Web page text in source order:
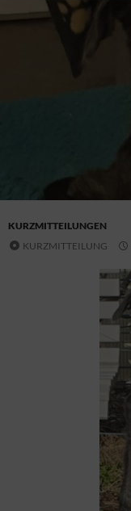
KURZMITTEILUNGEN
KURZMITTEILUNG